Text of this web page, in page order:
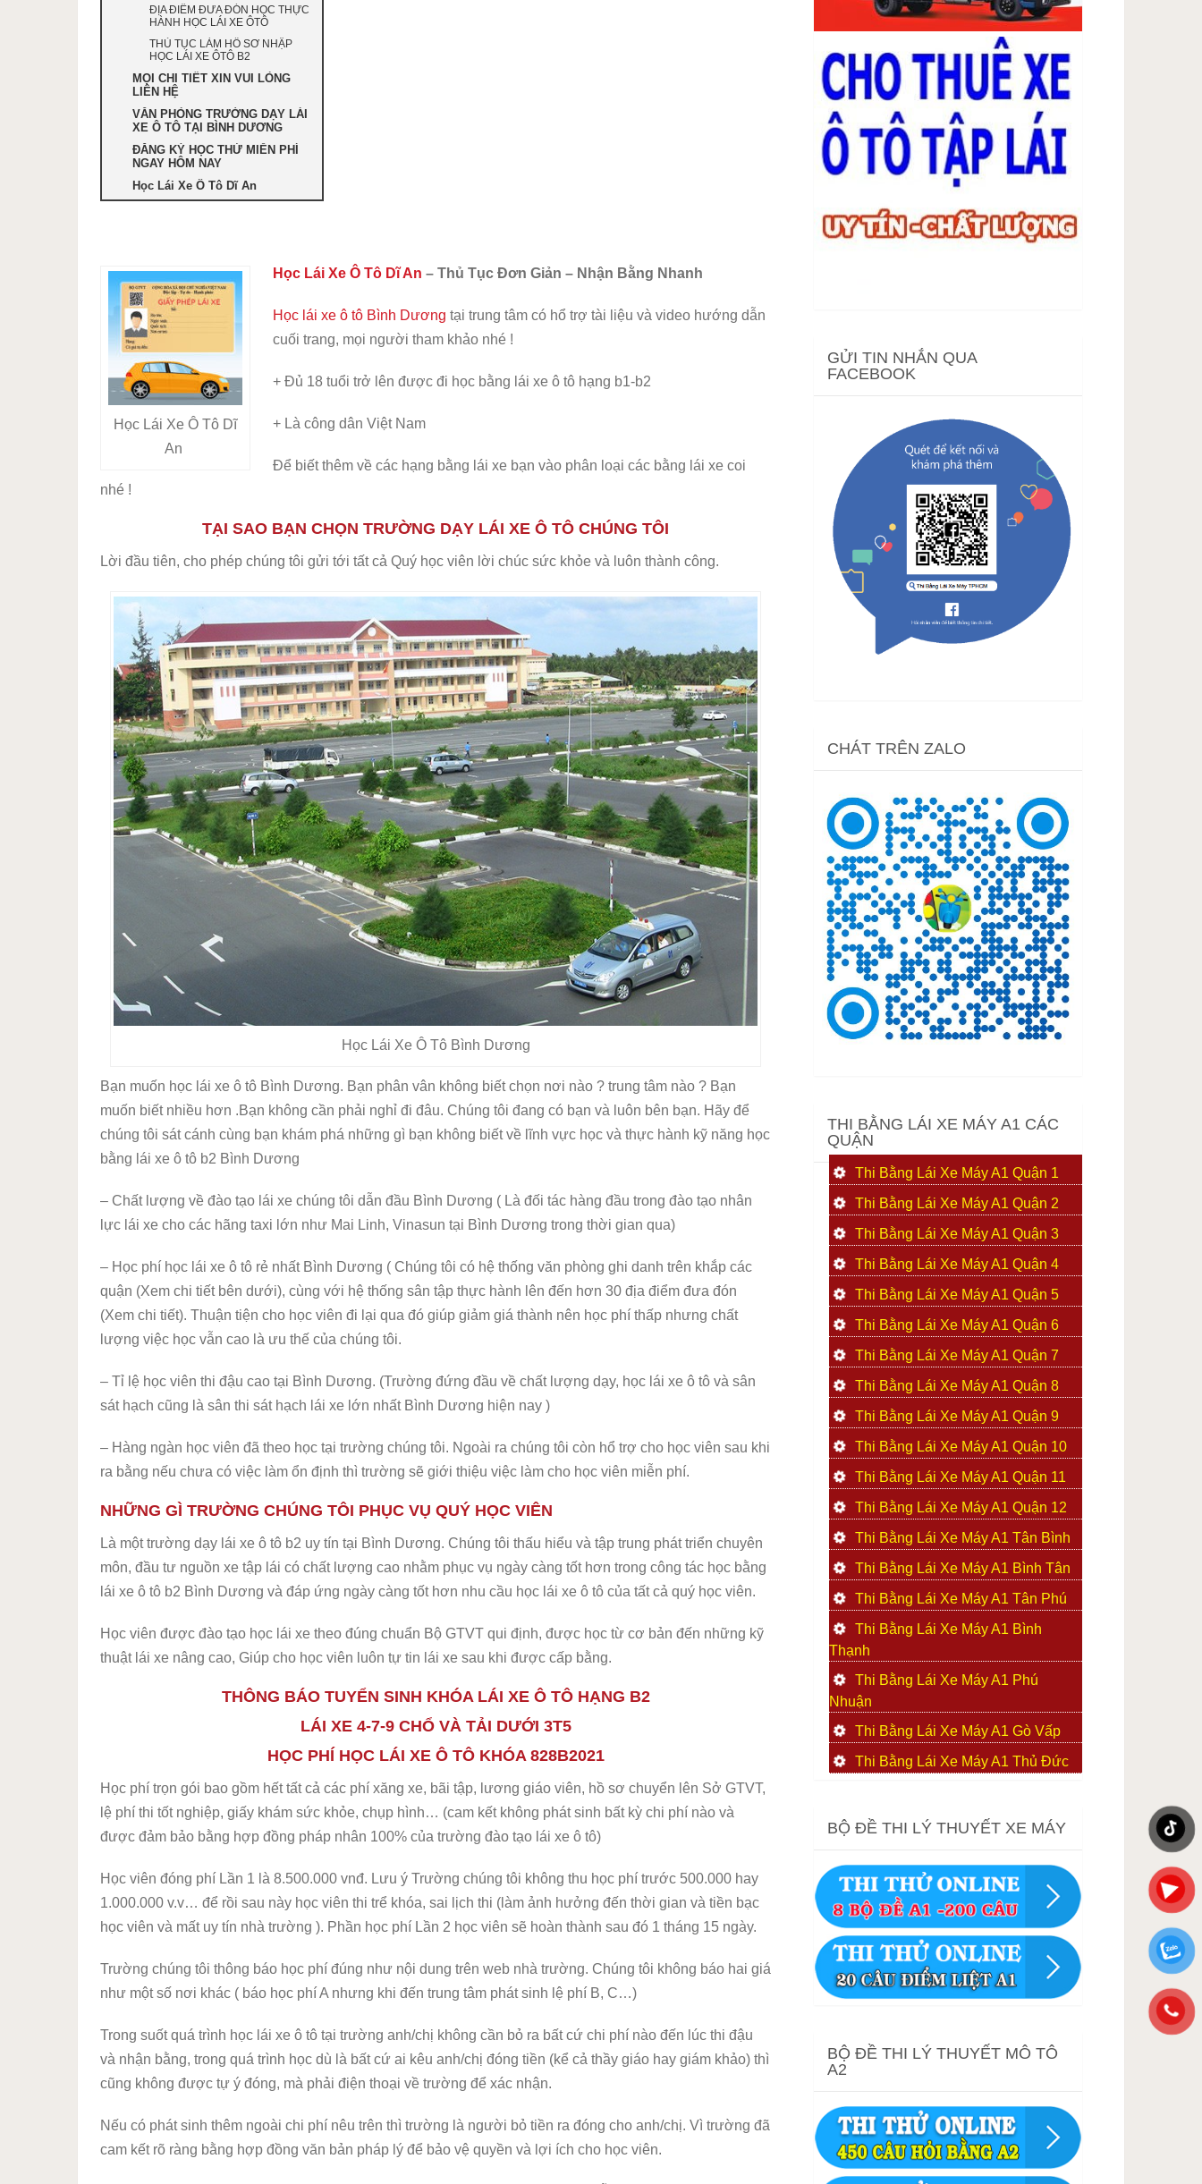
ĐỊA ĐIỂM ĐƯA ĐÓN HỌC THỰC
HÀNH HỌC LÁI XE ÔTÔ
THỦ TỤC LÀM HỒ SƠ NHẬP
HỌC LÁI XE ÔTÔ B2
MỌI CHI TIẾT XIN VUI LÒNG
LIÊN HỆ
VĂN PHÒNG TRƯỜNG DẠY LÁI
XE Ô TÔ TẠI BÌNH DƯƠNG
ĐĂNG KÝ HỌC THỬ MIỄN PHÍ
NGAY HÔM NAY
Học Lái Xe Ô Tô Dĩ An
Học Lái Xe Ô Tô Dĩ
An
Học Lái Xe Ô Tô Dĩ An – Thủ Tục Đơn Giản – Nhận Bằng Nhanh
Học lái xe ô tô Bình Dương tại trung tâm có hổ trợ tài liệu và video hướng dẫn
cuối trang, mọi người tham khảo nhé !
+ Đủ 18 tuổi trở lên được đi học bằng lái xe ô tô hạng b1-b2
+ Là công dân Việt Nam
Để biết thêm về các hạng bằng lái xe bạn vào phân loại các bằng lái xe coi
nhé !
TẠI SAO BẠN CHỌN TRƯỜNG DẠY LÁI XE Ô TÔ CHÚNG TÔI
Lời đầu tiên, cho phép chúng tôi gửi tới tất cả Quý học viên lời chúc sức khỏe và luôn thành công.
Học Lái Xe Ô Tô Bình Dương
Bạn muốn học lái xe ô tô Bình Dương. Bạn phân vân không biết chọn nơi nào ? trung tâm nào ? Bạn
muốn biết nhiều hơn .Bạn không cần phải nghỉ đi đâu. Chúng tôi đang có bạn và luôn bên bạn. Hãy để
chúng tôi sát cánh cùng bạn khám phá những gì bạn không biết về lĩnh vực học và thực hành kỹ năng học
bằng lái xe ô tô b2 Bình Dương
– Chất lượng về đào tạo lái xe chúng tôi dẫn đầu Bình Dương ( Là đối tác hàng đầu trong đào tạo nhân
lực lái xe cho các hãng taxi lớn như Mai Linh, Vinasun tại Bình Dương trong thời gian qua)
– Học phí học lái xe ô tô rẻ nhất Bình Dương ( Chúng tôi có hệ thống văn phòng ghi danh trên khắp các
quận (Xem chi tiết bên dưới), cùng với hệ thống sân tập thực hành lên đến hơn 30 địa điểm đưa đón
(Xem chi tiết). Thuận tiện cho học viên đi lại qua đó giúp giảm giá thành nên học phí thấp nhưng chất
lượng việc học vẫn cao là ưu thế của chúng tôi.
– Tỉ lệ học viên thi đậu cao tại Bình Dương. (Trường đứng đầu về chất lượng dạy, học lái xe ô tô và sân
sát hạch cũng là sân thi sát hạch lái xe lớn nhất Bình Dương hiện nay )
– Hàng ngàn học viên đã theo học tại trường chúng tôi. Ngoài ra chúng tôi còn hổ trợ cho học viên sau khi
ra bằng nếu chưa có việc làm ổn định thì trường sẽ giới thiệu việc làm cho học viên miễn phí.
NHỮNG GÌ TRƯỜNG CHÚNG TÔI PHỤC VỤ QUÝ HỌC VIÊN
Là một trường dạy lái xe ô tô b2 uy tín tại Bình Dương. Chúng tôi thấu hiểu và tập trung phát triển chuyên
môn, đầu tư nguồn xe tập lái có chất lượng cao nhằm phục vụ ngày càng tốt hơn trong công tác học bằng
lái xe ô tô b2 Bình Dương và đáp ứng ngày càng tốt hơn nhu cầu học lái xe ô tô của tất cả quý học viên.
Học viên được đào tạo học lái xe theo đúng chuẩn Bộ GTVT qui định, được học từ cơ bản đến những kỹ
thuật lái xe nâng cao, Giúp cho học viên luôn tự tin lái xe sau khi được cấp bằng.
THÔNG BÁO TUYỂN SINH KHÓA LÁI XE Ô TÔ HẠNG B2
LÁI XE 4-7-9 CHỔ VÀ TẢI DƯỚI 3T5
HỌC PHÍ HỌC LÁI XE Ô TÔ KHÓA 828B2021
Học phí trọn gói bao gồm hết tất cả các phí xăng xe, bãi tập, lương giáo viên, hồ sơ chuyển lên Sở GTVT,
lệ phí thi tốt nghiệp, giấy khám sức khỏe, chụp hình… (cam kết không phát sinh bất kỳ chi phí nào và
được đảm bảo bằng hợp đồng pháp nhân 100% của trường đào tạo lái xe ô tô)
Học viên đóng phí Lần 1 là 8.500.000 vnđ. Lưu ý Trường chúng tôi không thu học phí trước 500.000 hay
1.000.000 v.v… để rồi sau này học viên thi trể khóa, sai lịch thi (làm ảnh hưởng đến thời gian và tiền bạc
học viên và mất uy tín nhà trường ). Phần học phí Lần 2 học viên sẽ hoàn thành sau đó 1 tháng 15 ngày.
Trường chúng tôi thông báo học phí đúng như nội dung trên web nhà trường. Chúng tôi không báo hai giá
như một số nơi khác ( báo học phí A nhưng khi đến trung tâm phát sinh lệ phí B, C…)
Trong suốt quá trình học lái xe ô tô tại trường anh/chị không cần bỏ ra bất cứ chi phí nào đến lúc thi đậu
và nhận bằng, trong quá trình học dù là bất cứ ai kêu anh/chị đóng tiền (kể cả thầy giáo hay giám khảo) thì
cũng không được tự ý đóng, mà phải điện thoại về trường để xác nhận.
Nếu có phát sinh thêm ngoài chi phí nêu trên thì trường là người bỏ tiền ra đóng cho anh/chị. Vì trường đã
cam kết rõ ràng bằng hợp đồng văn bản pháp lý để bảo vệ quyền và lợi ích cho học viên.
GỬI TIN NHẮN QUA
FACEBOOK
CHÁT TRÊN ZALO
THI BẰNG LÁI XE MÁY A1 CÁC
QUẬN
Thi Bằng Lái Xe Máy A1 Quận 1
Thi Bằng Lái Xe Máy A1 Quận 2
Thi Bằng Lái Xe Máy A1 Quận 3
Thi Bằng Lái Xe Máy A1 Quận 4
Thi Bằng Lái Xe Máy A1 Quận 5
Thi Bằng Lái Xe Máy A1 Quận 6
Thi Bằng Lái Xe Máy A1 Quận 7
Thi Bằng Lái Xe Máy A1 Quận 8
Thi Bằng Lái Xe Máy A1 Quận 9
Thi Bằng Lái Xe Máy A1 Quận 10
Thi Bằng Lái Xe Máy A1 Quận 11
Thi Bằng Lái Xe Máy A1 Quận 12
Thi Bằng Lái Xe Máy A1 Tân Bình
Thi Bằng Lái Xe Máy A1 Bình Tân
Thi Bằng Lái Xe Máy A1 Tân Phú
Thi Bằng Lái Xe Máy A1 Bình
Thạnh
Thi Bằng Lái Xe Máy A1 Phú
Nhuận
Thi Bằng Lái Xe Máy A1 Gò Vấp
Thi Bằng Lái Xe Máy A1 Thủ Đức
BỘ ĐỀ THI LÝ THUYẾT XE MÁY
BỘ ĐỀ THI LÝ THUYẾT MÔ TÔ
A2